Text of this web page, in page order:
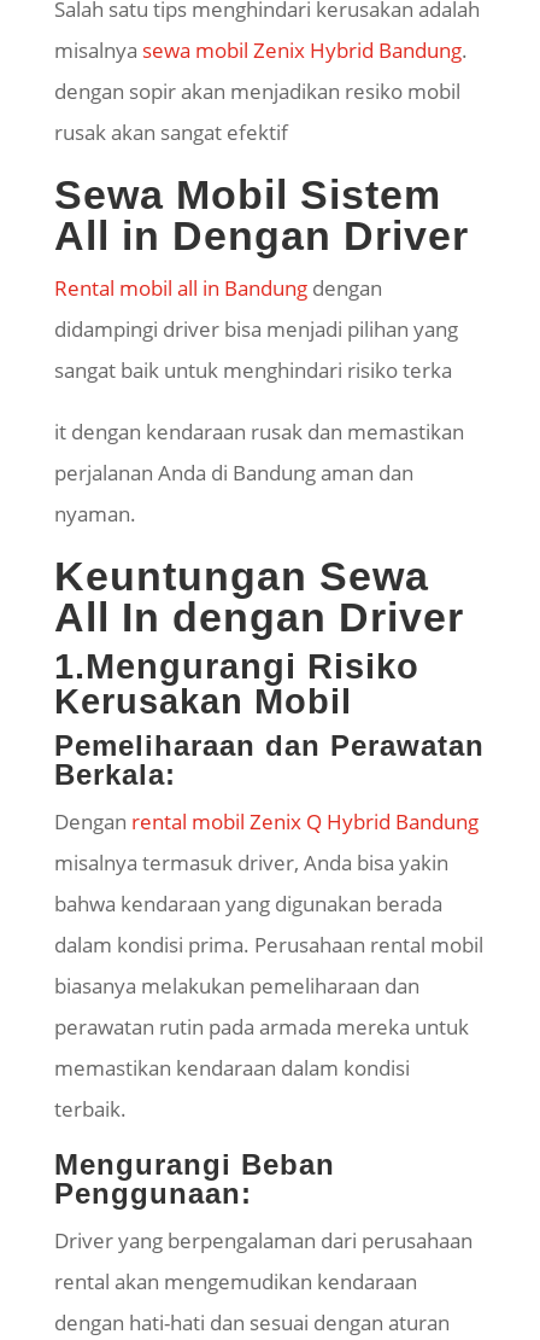
Salah satu tips menghindari kerusakan adalah
misalnya sewa mobil Zenix Hybrid Bandung.
dengan sopir akan menjadikan resiko mobil
rusak akan sangat efektif
Sewa Mobil Sistem
All in Dengan Driver
Rental mobil all in Bandungdengan
didampingi driver bisa menjadi pilihan yang
sangat baik untuk menghindari risiko terka
it dengan kendaraan rusak dan memastikan
perjalanan Anda di Bandung aman dan
nyaman.
Keuntungan Sewa
All In dengan Driver
1.Mengurangi Risiko
Kerusakan Mobil
Pemeliharaan dan Perawatan
Berkala:
Dengan rental mobil Zenix Q Hybrid Bandung
misalnya termasuk driver, Anda bisa yakin
bahwa kendaraan yang digunakan berada
dalam kondisi prima. Perusahaan rental mobil
biasanya melakukan pemeliharaan dan
perawatan rutin pada armada mereka untuk
memastikan kendaraan dalam kondisi
terbaik.
Mengurangi Beban
Penggunaan:
Driver yang berpengalaman dari perusahaan
rental akan mengemudikan kendaraan
dengan hati-hati dan sesuai dengan aturan